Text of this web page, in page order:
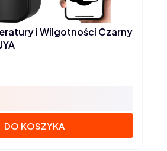
i Wilgotności Czarny
DO KOSZYKA